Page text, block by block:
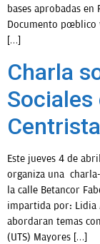
bases aprobadas
Documento público
[…]
Charla
Sociales
Este jueves 4 de
organiza una
la calle Betancor
impartida por: Lidia
abordaran temas
(UTS) Mayores […]